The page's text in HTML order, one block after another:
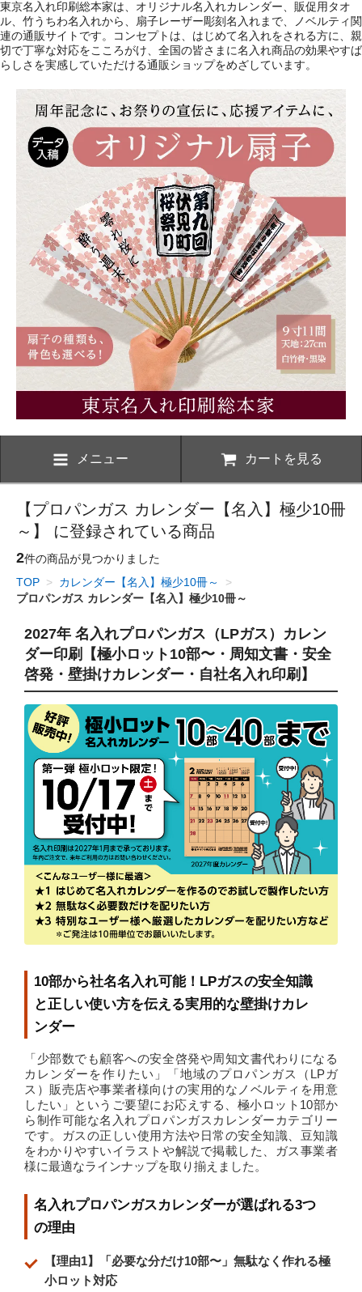
東京名入れ印刷総本家は、オリジナル名入れカレンダー、販促用タオ
ル、竹うちわ名入れから、扇子レーザー彫刻名入れまで、ノベルティ関
連の通販サイトです。コンセプトは、はじめて名入れをされる方に、親
切で丁寧な対応をこころがけ、全国の皆さまに名入れ商品の効果やすば
らしさを実感していただける通販ショップをめざしています。
メニュー カートを見る
【プロパンガス カレンダー【名入】極少10冊
～】 に登録されている商品
2件の商品が見つかりました
TOP > カレンダー【名入】極少10冊～
>
プロパンガス カレンダー【名入】極少10冊～
2027年 名入れプロパンガス（LPガス）カレン
ダー印刷【極小ロット10部〜・周知文書・安全
啓発・壁掛けカレンダー・自社名入れ印刷】
10部から社名名入れ可能！LPガスの安全知識
と正しい使い方を伝える実用的な壁掛けカレ
ンダー
「少部数でも顧客への安全啓発や周知文書代わりになる
カレンダーを作りたい」「地域のプロパンガス（LPガ
ス）販売店や事業者様向けの実用的なノベルティを用意
したい」というご要望にお応えする、極小ロット10部か
ら制作可能な名入れプロパンガスカレンダーカテゴリー
です。ガスの正しい使用方法や日常の安全知識、豆知識
をわかりやすいイラストや解説で掲載した、ガス事業者
様に最適なラインナップを取り揃えました。
名入れプロパンガスカレンダーが選ばれる3つ
の理由
【理由1】「必要な分だけ10部〜」無駄なく作れる極
小ロット対応